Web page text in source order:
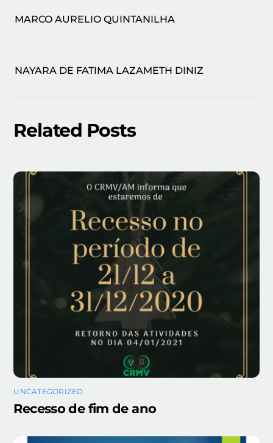
MARCO AURELIO QUINTANILHA
NAYARA DE FATIMA LAZAMETH DINIZ
Related Posts
UNCATEGORIZED
Recesso de fim de ano